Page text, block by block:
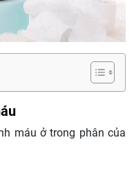
máu ở trong phân của